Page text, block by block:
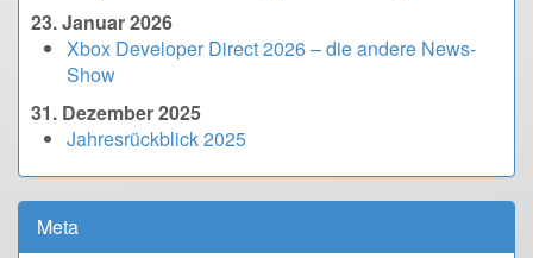
23. Januar 2026
Xbox Developer Direct 2026 – die andere News-
Show
31. Dezember 2025
Jahresrückblick 2025
Meta